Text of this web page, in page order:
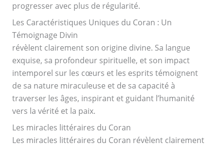
progresser avec plus de régularité.
Les Caractéristiques Uniques du Coran : Un
Témoignage Divin
révèlent clairement son origine divine. Sa langue
exquise, sa profondeur spirituelle, et son impact
intemporel sur les cœurs et les esprits témoignent
de sa nature miraculeuse et de sa capacité à
traverser les âges, inspirant et guidant l’humanité
vers la vérité et la paix.
Les miracles littéraires du Coran
Les miracles littéraires du Coran révèlent clairement